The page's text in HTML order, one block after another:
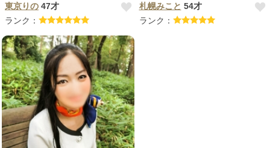
東京りの 47才
ランク：
札幌みこと 54才
ランク：